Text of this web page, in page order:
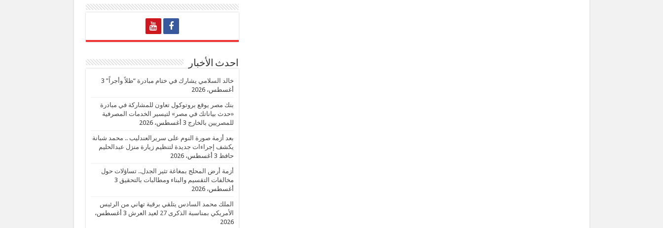
احدث الأخبار
خالد السلامي يشارك في ختام مبادرة “ظلاً وأجراً” 3
أغسطس، 2026
بنك مصر يوقع بروتوكول تعاون للمشاركة في مبادرة
«حدث بياناتك في مصر» لتيسير الخدمات المصرفية
للمصريين بالخارج 3 أغسطس، 2026
بعد أزمة صورة النوم على سريرالعندليب .. محمد شبانة
يكشف إجراءات جديدة لتنظيم زيارة منزل عبدالحليم
حافظ 3 أغسطس، 2026
أزمة أرض المحلج بمغاغة تثير الجدل.. تساؤلات حول
مخالفات التقسيم والبناء ومطالبات بالتحقيق 3
أغسطس، 2026
الملك محمد السادس يتلقي برقية تهاني من الرئيس
الأمريكي بمناسبة الذكرى 27 لعيد العرش
3 أغسطس،
2026